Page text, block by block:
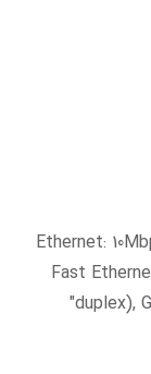
"Ethernet:
Fast
duplex),